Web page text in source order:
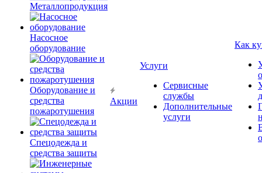
Металлопродукция
Насосное
оборудование
Оборудование и
средства
пожаротушения
Спецодежда и
средства защиты
Акции
Услуги
Сервисные
службы
Дополнительные
услуги
Как